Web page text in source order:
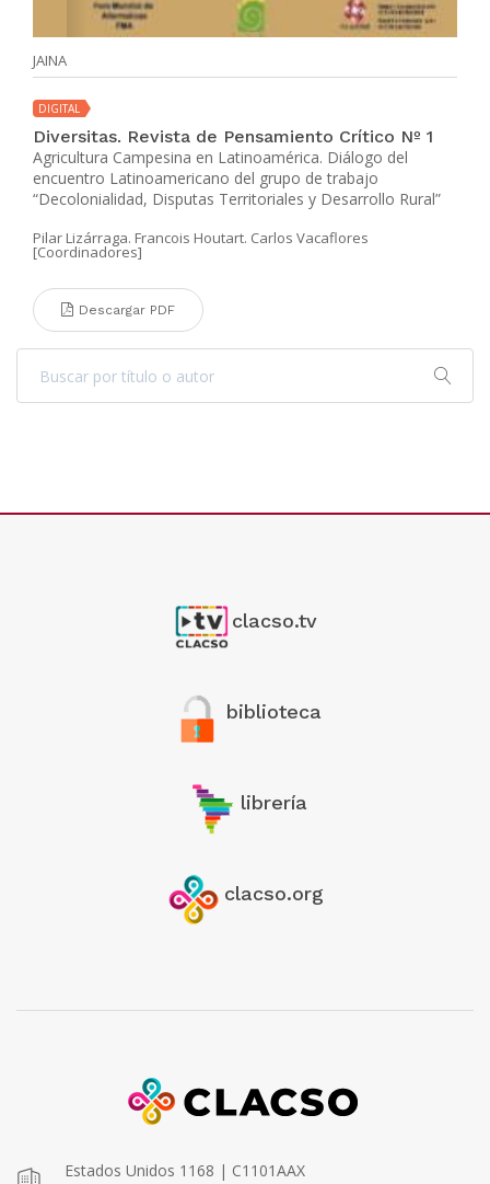
JAINA
DIGITAL
Diversitas. Revista de Pensamiento Crítico Nº 1
Agricultura Campesina en Latinoamérica. Diálogo del
encuentro Latinoamericano del grupo de trabajo
“Decolonialidad, Disputas Territoriales y Desarrollo Rural”
Pilar Lizárraga. Francois Houtart. Carlos Vacaflores
[Coordinadores]
Descargar PDF
clacso.tv
biblioteca
librería
clacso.org
Estados Unidos 1168 | C1101AAX